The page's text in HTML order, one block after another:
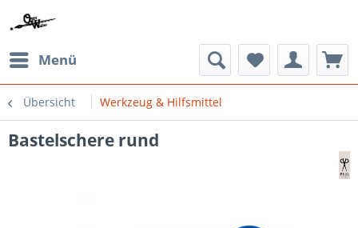
Menü
Übersicht Werkzeug & Hilfsmittel
Bastelschere rund